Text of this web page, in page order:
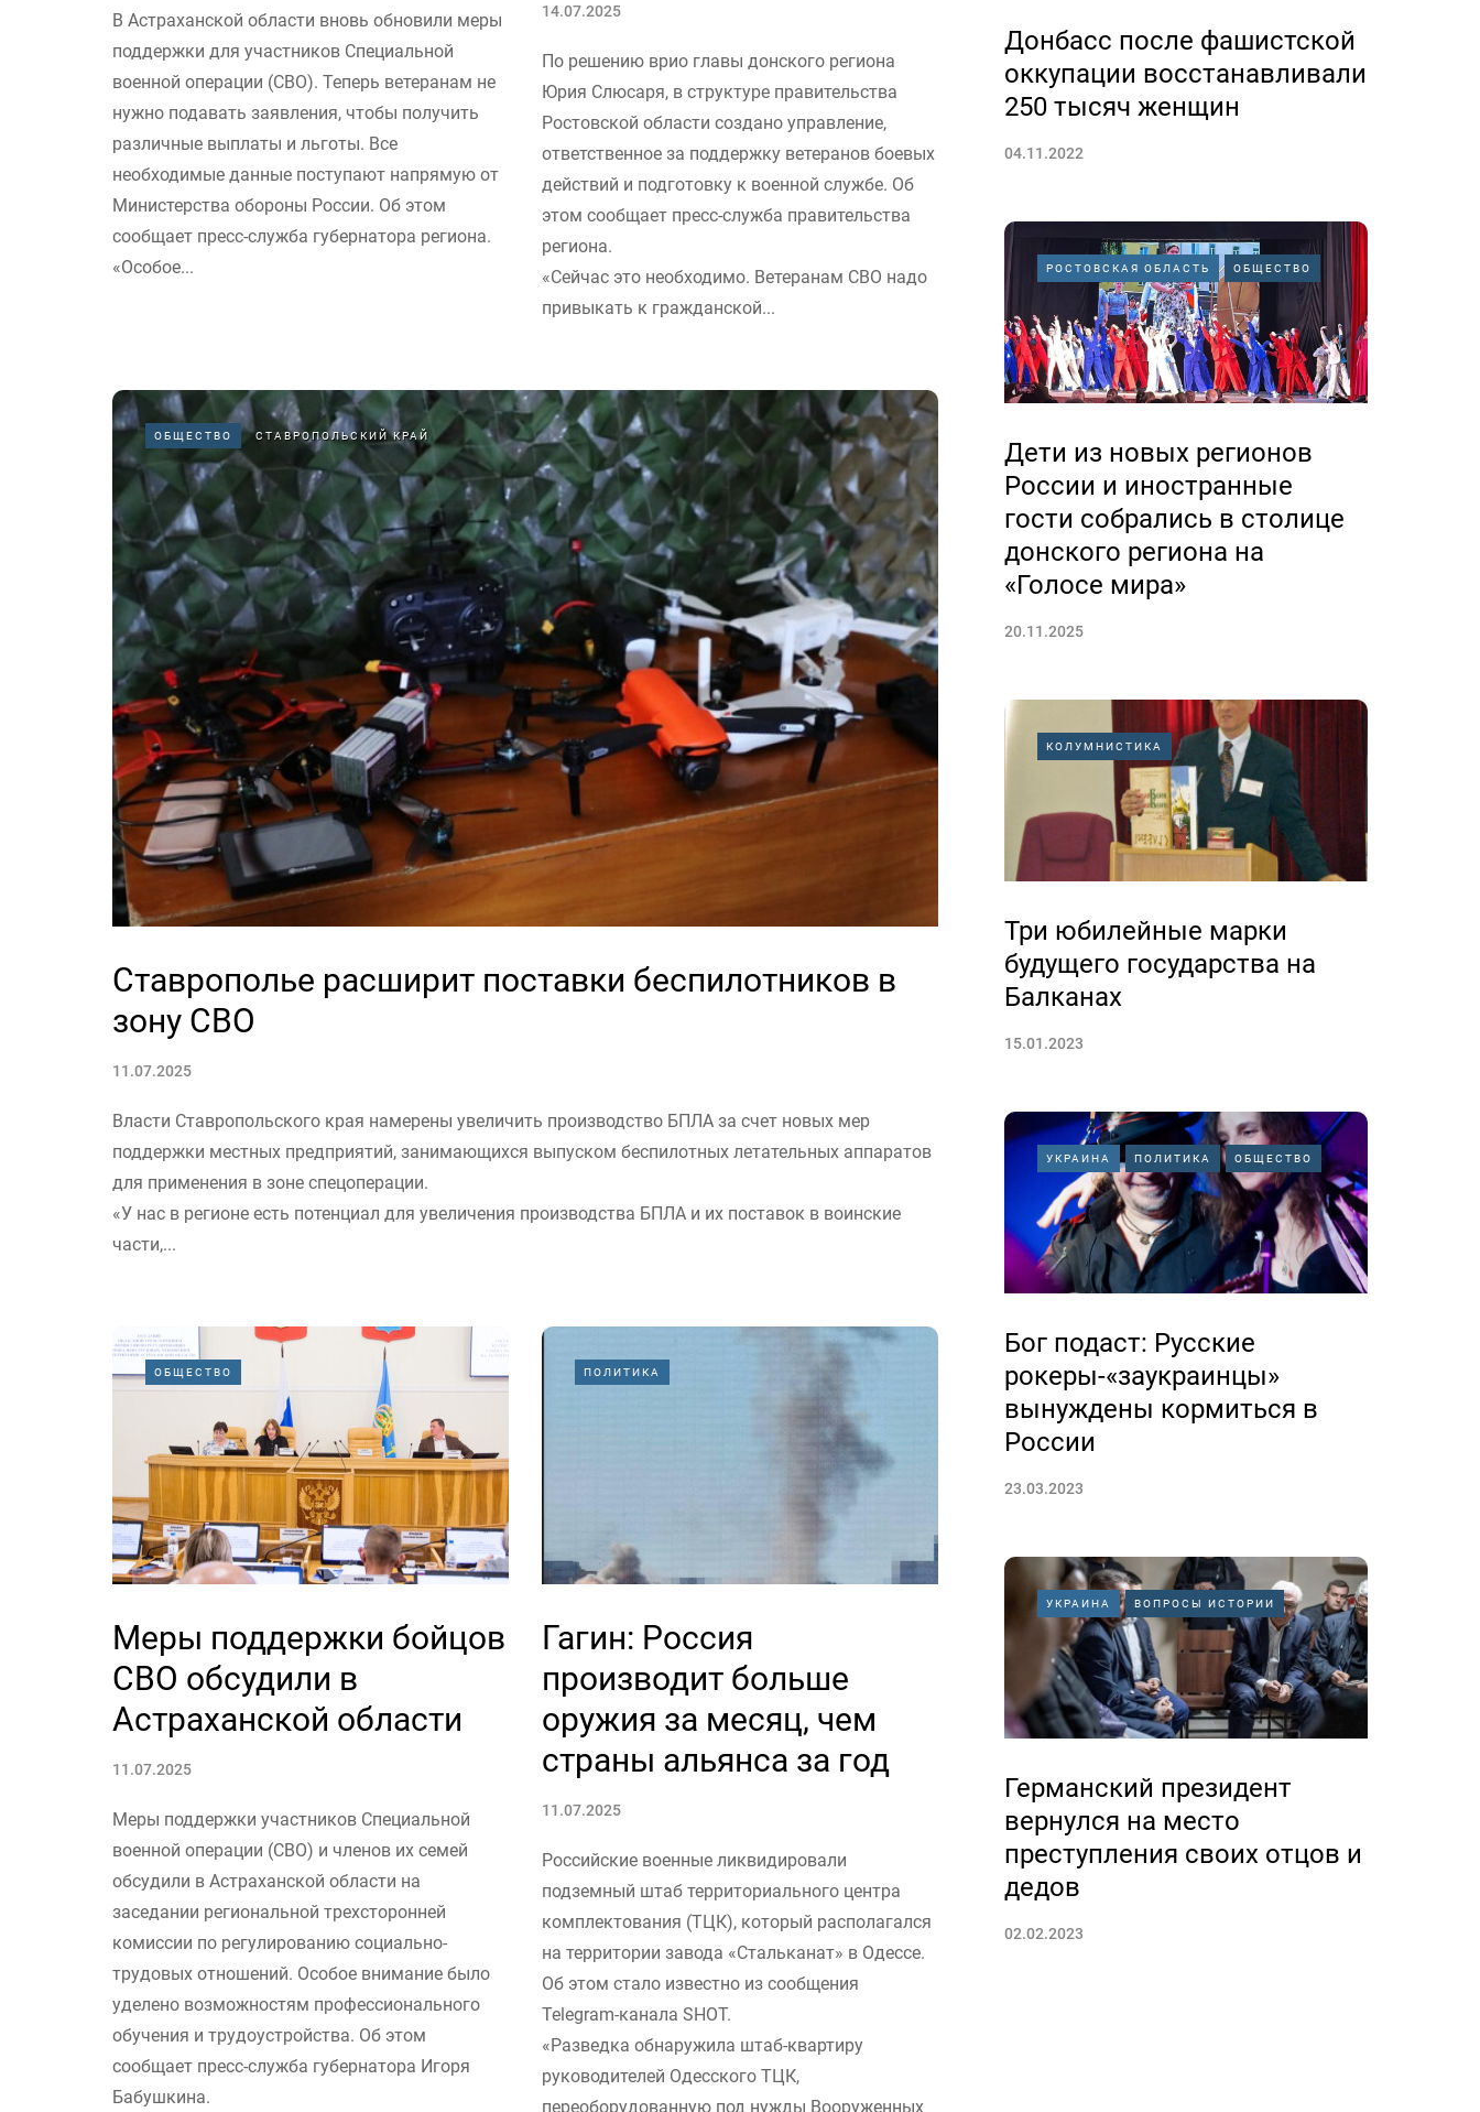
В Астраханской области вновь обновили меры
поддержки для участников Специальной
военной операции (СВО). Теперь ветеранам не
нужно подавать заявления, чтобы получить
различные выплаты и льготы. Все
необходимые данные поступают напрямую от
Министерства обороны России. Об этом
сообщает пресс-служба губернатора региона.
«Особое...
14.07.2025
По решению врио главы донского региона
Юрия Слюсаря, в структуре правительства
Ростовской области создано управление,
ответственное за поддержку ветеранов боевых
действий и подготовку к военной службе. Об
этом сообщает пресс-служба правительства
региона.
«Сейчас это необходимо. Ветеранам СВО надо
привыкать к гражданской...
ОБЩЕСТВО СТАВРОПОЛЬСКИЙ КРАЙ
Ставрополье расширит поставки беспилотников в
зону СВО
11.07.2025
Власти Ставропольского края намерены увеличить производство БПЛА за счет новых мер
поддержки местных предприятий, занимающихся выпуском беспилотных летательных аппаратов
для применения в зоне спецоперации.
«У нас в регионе есть потенциал для увеличения производства БПЛА и их поставок в воинские
части,...
ОБЩЕСТВО
Меры поддержки бойцов
СВО обсудили в
Астраханской области
11.07.2025
Меры поддержки участников Специальной
военной операции (СВО) и членов их семей
обсудили в Астраханской области на
заседании региональной трехсторонней
комиссии по регулированию социально-
трудовых отношений. Особое внимание было
уделено возможностям профессионального
обучения и трудоустройства. Об этом
сообщает пресс-служба губернатора Игоря
Бабушкина.
ПОЛИТИКА
Гагин: Россия
производит больше
оружия за месяц, чем
страны альянса за год
11.07.2025
Российские военные ликвидировали
подземный штаб территориального центра
комплектования (ТЦК), который располагался
на территории завода «Стальканат» в Одессе.
Об этом стало известно из сообщения
Telegram-канала SHOT.
«Разведка обнаружила штаб-квартиру
руководителей Одесского ТЦК,
переоборудованную под нужды Вооруженных
Донбасс после фашистской
оккупации восстанавливали
250 тысяч женщин
04.11.2022
РОСТОВСКАЯ ОБЛАСТЬ ОБЩЕСТВО
Дети из новых регионов
России и иностранные
гости собрались в столице
донского региона на
«Голосе мира»
20.11.2025
КОЛУМНИСТИКА
Три юбилейные марки
будущего государства на
Балканах
15.01.2023
УКРАИНА ПОЛИТИКА ОБЩЕСТВО
Бог подаст: Русские
рокеры-«заукраинцы»
вынуждены кормиться в
России
23.03.2023
УКРАИНА ВОПРОСЫ ИСТОРИИ
Германский президент
вернулся на место
преступления своих отцов и
дедов
02.02.2023